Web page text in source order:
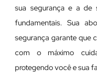
sua segurança e a de
fundamentais. Sua
segurança garante que
com o máximo
protegendo você e sua